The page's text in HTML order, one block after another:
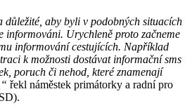
důležité, aby byli v podobných situacích
informováni. Urychleně proto začneme
informování cestujících. Například
k možnosti dostávat informační sms
poruch či nehod, které znamenají
řekl náměstek primátorky a radní pro